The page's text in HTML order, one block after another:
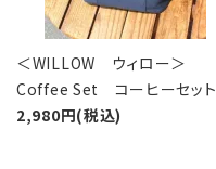
＜WILLOW ウィロー＞
Coffee Set コーヒーセット
2,980円(税込)